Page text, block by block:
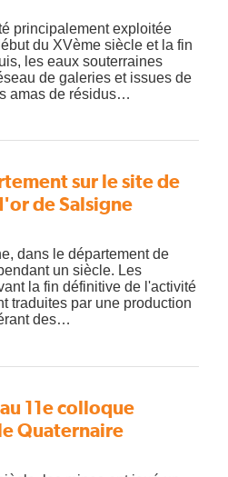
principalement exploitée
du XVème siècle et la fin
les eaux souterraines
de galeries et issues de
amas de résidus…
sur le site de
de Salsigne
dans le département de
un siècle. Les
la fin définitive de l'activité
traduites par une production
des…
11e colloque
Quaternaire